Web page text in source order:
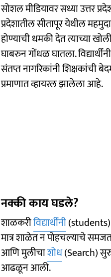
सोशल मीडियावर सध्या उत्तर
प्रदेशातील सीतापूर येथील
होण्याची धमकी देत त्याच्या
घाबरुन गोंधळ घातला.
संतप्त नागरिकांनी शिक्षकांची
प्रमाणात व्हायरल झालेला आहे.
नक्की काय घडले?
शाळकरीविद्यार्थींनी(students)
मात्र शाळेत न पोहचल्याचे
आणि मुलीचाशोध(Search)
आढळून आली.